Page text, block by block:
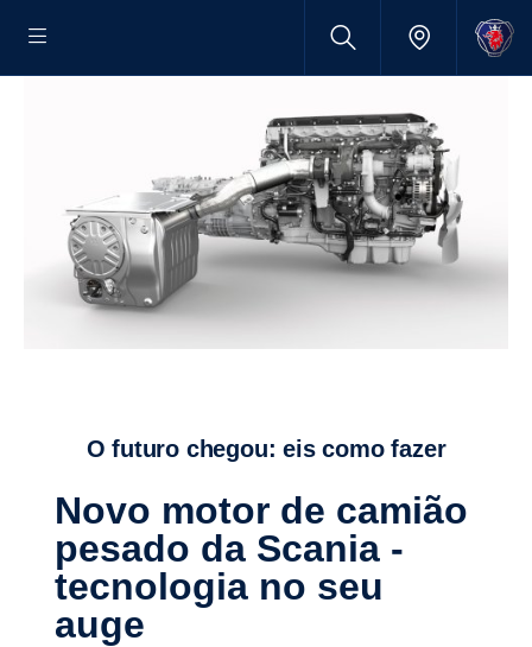
O futuro chegou: eis como fazer
Novo motor de camião
pesado da Scania -
tecno­logia no seu
auge